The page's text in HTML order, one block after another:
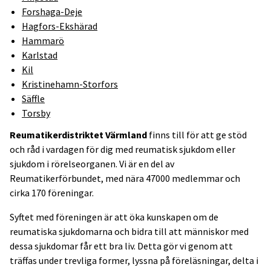
Forshaga-Deje
Hagfors-Ekshärad
Hammarö
Karlstad
Kil
Kristinehamn-Storfors
Säffle
Torsby
Reumatikerdistriktet Värmland finns till för att ge stöd
och råd i vardagen för dig med reumatisk sjukdom eller
sjukdom i rörelseorganen. Vi är en del av
Reumatikerförbundet, med nära 47000 medlemmar och
cirka 170 föreningar.
Syftet med föreningen är att öka kunskapen om de
reumatiska sjukdomarna och bidra till att människor med
dessa sjukdomar får ett bra liv. Detta gör vi genom att
träffas under trevliga former, lyssna på föreläsningar, delta i